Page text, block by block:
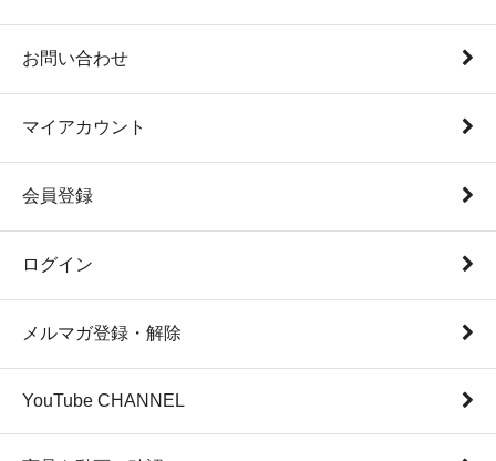
お問い合わせ
マイアカウント
会員登録
ログイン
メルマガ登録・解除
YouTube CHANNEL